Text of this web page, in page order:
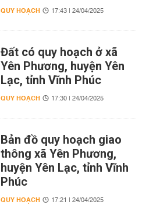
QUY HOẠCH 17:43 | 24/04/2025
Đất có quy hoạch ở xã
Yên Phương, huyện Yên
Lạc, tỉnh Vĩnh Phúc
QUY HOẠCH 17:30 | 24/04/2025
Bản đồ quy hoạch giao
thông xã Yên Phương,
huyện Yên Lạc, tỉnh Vĩnh
Phúc
QUY HOẠCH 17:21 | 24/04/2025